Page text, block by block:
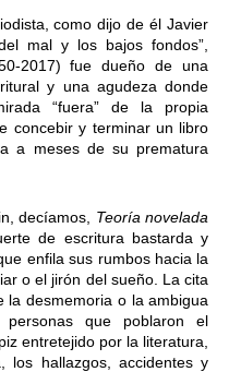
como dijo de él Javier
mal y los bajos fondos”,
2017) fue dueño de una
y una agudeza donde
“fuera” de la propia
concebir y terminar un libro
a meses de su prematura
decíamos, Teoría novelada
de escritura bastarda y
enfila sus rumbos hacia la
o el jirón del sueño. La cita
la desmemoria o la ambigua
que poblaron el
entretejido por la literatura,
los hallazgos, accidentes y